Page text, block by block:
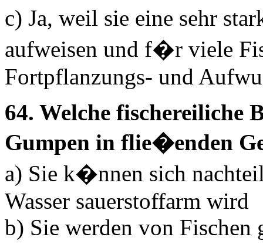
c) Ja, weil sie eine sehr
aufweisen und f�r viele
Fortpflanzungs- und
64. Welche fischereiliche
Gumpen in flie�enden
a) Sie k�nnen sich
Wasser sauerstoffarm wird
b) Sie werden von Fischen